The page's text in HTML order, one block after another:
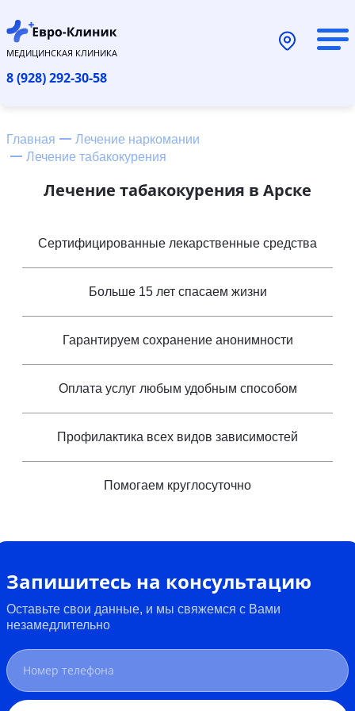
МЕДИЦИНСКАЯ КЛИНИКА
8 (928) 292-30-58
Главная
Лечение наркомании
Лечение табакокурения
Лечение табакокурения в Арске
Сертифицированные лекарственные средства
Больше 15 лет спасаем жизни
Гарантируем сохранение анонимности
Оплата услуг любым удобным способом
Профилактика всех видов зависимостей
Помогаем круглосуточно
Запишитесь на консультацию
Оставьте свои данные, и мы свяжемся с Вами
незамедлительно